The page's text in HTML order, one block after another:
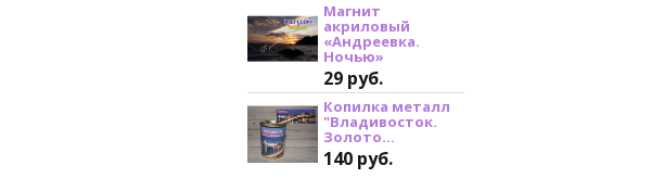
Магнит
акриловый
«Андреевка.
Ночью»
29 руб.
Копилка металл
"Владивосток.
Золото...
140 руб.